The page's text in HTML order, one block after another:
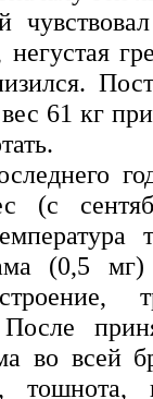
негустая
61 кг
(с
(0,5
После
во всей
тошнота,